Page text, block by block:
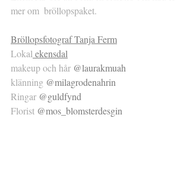
mer om  bröllopspaket.
Bröllopsfotograf Tanja Ferm
Lokal ekensdal
makeup och hår @laurakmuah
klänning @milagrodenahrin
Ringar @guldfynd
Florist @mos_blomsterdesgin